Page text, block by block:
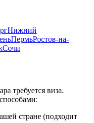
Нижний
ПермьРостов-на-
Сочи
требуется виза.
стране (подходит